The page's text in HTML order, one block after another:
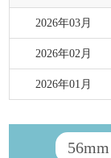
2026年03月
2026年02月
2026年01月